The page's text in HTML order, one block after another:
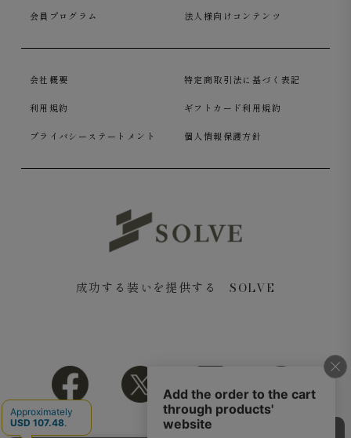
会員プログラム 法人様向けコンテンツ
会社概要 特定商取引法に基づく表記
利用規約 ギフトカード利用規約
プライバシーステートメント 個人情報保護方針
成功する装いを提供する SOLVE